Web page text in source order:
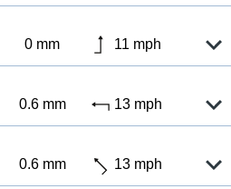
0 mm 11 mph
0.6 mm 13 mph
0.6 mm 13 mph